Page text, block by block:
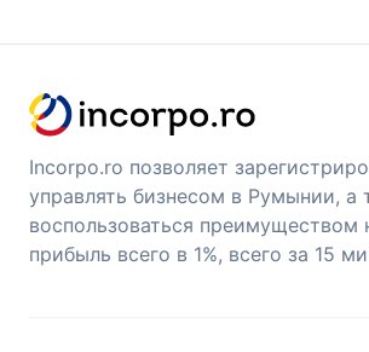
Incorpo.ro позволяет
управлять бизнесом в Румынии, а
воспользоваться преимуществом
прибыль всего в 1%, всего за 15